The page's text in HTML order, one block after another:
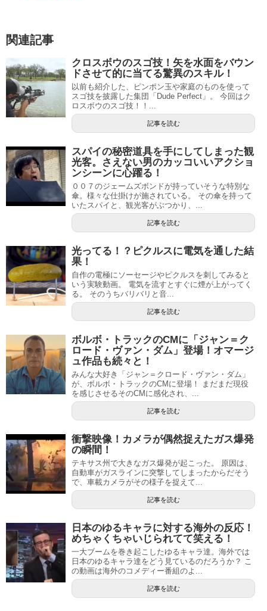
関連記事
クロスボウのスゴ技！矢を水面をバウン
ドさせて的に当てる驚異のスキル！
以前も紹介した、ピンポン玉や家庭のものを使って
スゴ技を披露した集団「Dude Perfect」。 今回はク
ロスボウのスゴ技！！...
記事を読む
スパイの秘密道具を手にしてしまった観
光客。さえない男のカッコいいアクショ
ンシーンに心躍る！
００７のジェームズボンドが持っていそうな特別な
傘。様々な仕掛けが施されている。 その傘を持って
いたスパイと、観光客がぶつかり、...
記事を読む
光ってる！？ピクルスに電気を通した結
果！
自作の電極にソーセージやピクルスを刺してみると
いう実験動画。 電気を流すとすぐに煙が上がってく
る。 そのうちバリバリと音...
記事を読む
ボルボ・トラックのCMに「ジャン＝ク
ロード・ヴァン・ダム」登場！オマージ
ュ作品も続々と！
みんな大好き「ジャン＝クロード・ヴァン・ダム」
が、ボルボ・トラックのCMに登場！ まだまだ現役
を感じさせるそのCMに感化され、...
記事を読む
衝撃映像！カメラが偶然捉えたガス爆発
の瞬間！
テキサス州で大きなガス爆発が起こった。 原因は、
自動車がガスラインに突撃してしまったからだそう
で、車載カメラがその様子を捉えて...
記事を読む
日本のゆるキャラに対する海外の反応！
めちゃくちゃいじられてて笑える！
一大ブームを巻き起こしたゆるキャラ達。海外では
日本のゆるキャラ達をどう見ているのだろうか？ こ
の動画は海外のコメディー番組のよ...
記事を読む